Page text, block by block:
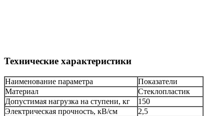
Технические характеристики
Наименование параметра
Показатели
Материал
Стеклопластик
Допустимая нагрузка на ступени, кг
150
Электрическая прочность, кВ/см
2,5